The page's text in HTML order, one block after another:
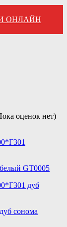
ОНЛАЙН
оценок нет)
GT0005
сонома